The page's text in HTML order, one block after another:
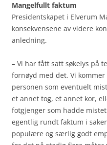
Mangelfullt faktum
Presidentskapet i Elverum
konsekvensene av videre
anledning.
– Vi har fått satt søkelys på
fornøyd med det. Vi
personen som eventuelt
et annet tog, et annet kor,
fotgjenger som hadde
egentlig rundt faktum i
populære og særlig godt